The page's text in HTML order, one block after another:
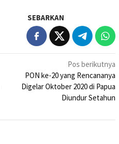
SEBARKAN
Pos berikutnya
PON ke-20 yang Rencananya
Digelar Oktober 2020 di Papua
Diundur Setahun